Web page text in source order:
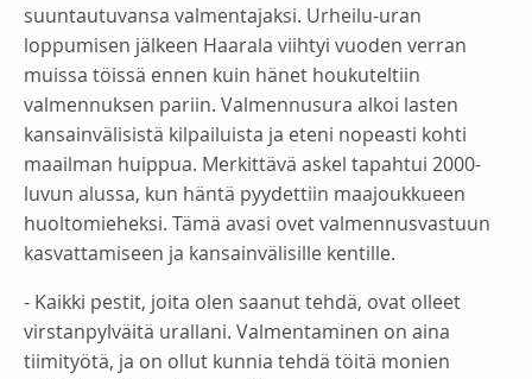
suuntautuvansa valmentajaksi. Urheilu-uran
loppumisen jälkeen Haarala viihtyi vuoden verran
muissa töissä ennen kuin hänet houkuteltiin
valmennuksen pariin. Valmennusura alkoi lasten
kansainvälisistä kilpailuista ja eteni nopeasti kohti
maailman huippua. Merkittävä askel tapahtui 2000-
luvun alussa, kun häntä pyydettiin maajoukkueen
huoltomieheksi. Tämä avasi ovet valmennusvastuun
kasvattamiseen ja kansainvälisille kentille.
- Kaikki pestit, joita olen saanut tehdä, ovat olleet
virstanpylväitä urallani. Valmentaminen on aina
tiimityötä, ja on ollut kunnia tehdä töitä monien